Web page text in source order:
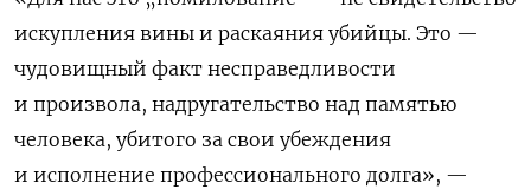
искупления вины и раскаяния убийцы. Это —
чудовищный факт несправедливости
и произвола, надругательство над памятью
человека, убитого за свои убеждения
и исполнение профессионального долга», —